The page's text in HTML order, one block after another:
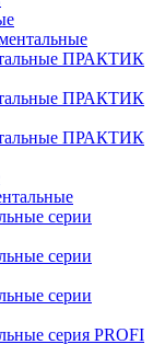
ПРАКТИК
ПРАКТИК
ПРАКТИК
серии
серии
серии
серия PROFI